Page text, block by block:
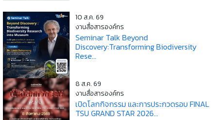
10 ส.ค. 69
งานสื่อสารองค์กร
Seminar Talk Beyond
Discovery:Transforming Biodiversity
Rese...
8 ส.ค. 69
งานสื่อสารองค์กร
เปิดโลกกิจกรรม และการประกวดรอบ FINAL
TSU GRAND STAR 2026...